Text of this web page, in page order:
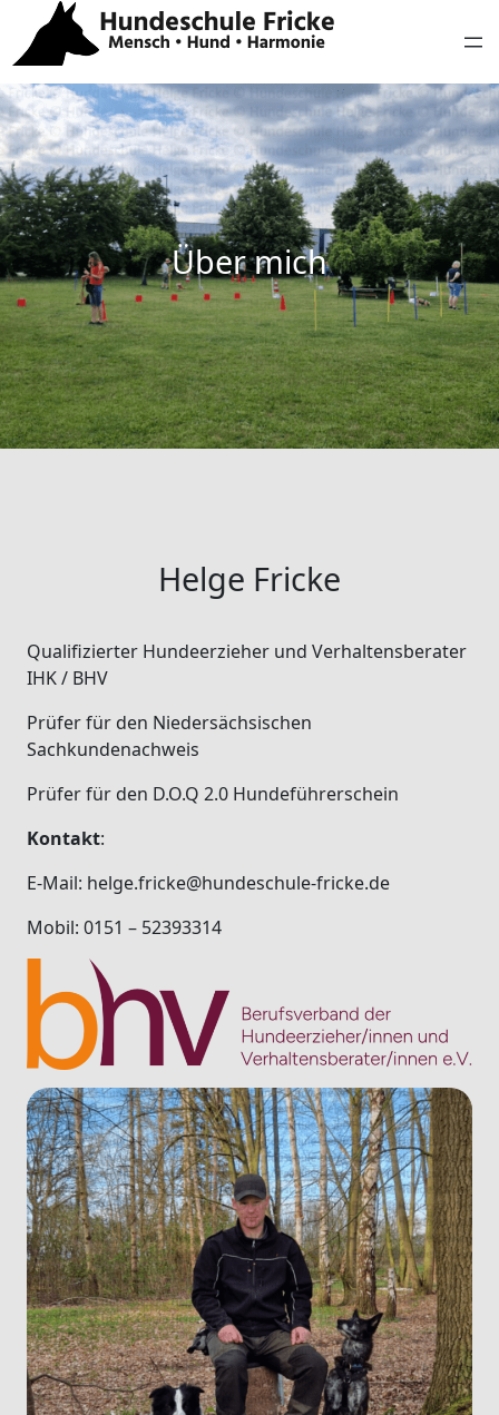
Über mich
Helge Fricke
Qualifizierter Hundeerzieher und Verhaltensberater
IHK / BHV
Prüfer für den Niedersächsischen
Sachkundenachweis
Prüfer für den D.O.Q 2.0 Hundeführerschein
Kontakt:
E-Mail: helge.fricke@hundeschule-fricke.de
Mobil: 0151 – 52393314